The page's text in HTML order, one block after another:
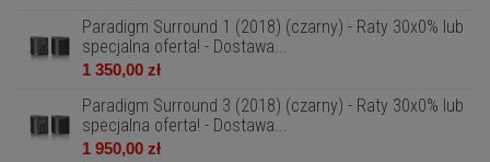
Paradigm Surround 1 (2018) (czarny) - Raty 30x0% lub
specjalna oferta! - Dostawa...
1 350,00 zł
Paradigm Surround 3 (2018) (czarny) - Raty 30x0% lub
specjalna oferta! - Dostawa...
1 950,00 zł